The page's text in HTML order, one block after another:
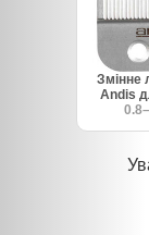
Змінне
Andis